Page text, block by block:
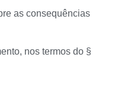
as consequências
nos termos do §